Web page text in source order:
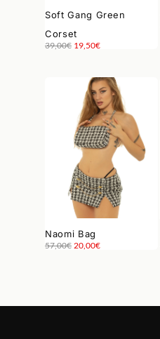
Soft Gang Green
Corset
39,00€ El precio original era: 39,00€.
19,50€El precio actual es: 19,50€.
Naomi Bag
57,00€ El precio original era: 57,00€.
20,00€El precio actual es: 20,00€.